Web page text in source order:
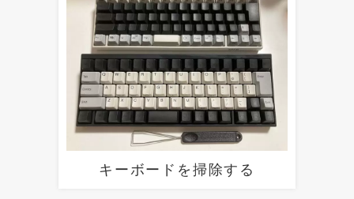
キーボードを掃除する